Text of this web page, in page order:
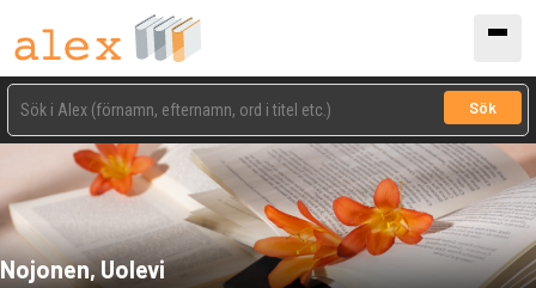
Sök
Nojonen, Uolevi